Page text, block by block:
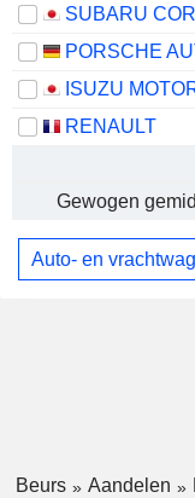
SUBARU
ISUZU
RENAULT
Gewogen
Auto- en
Beurs Aandelen